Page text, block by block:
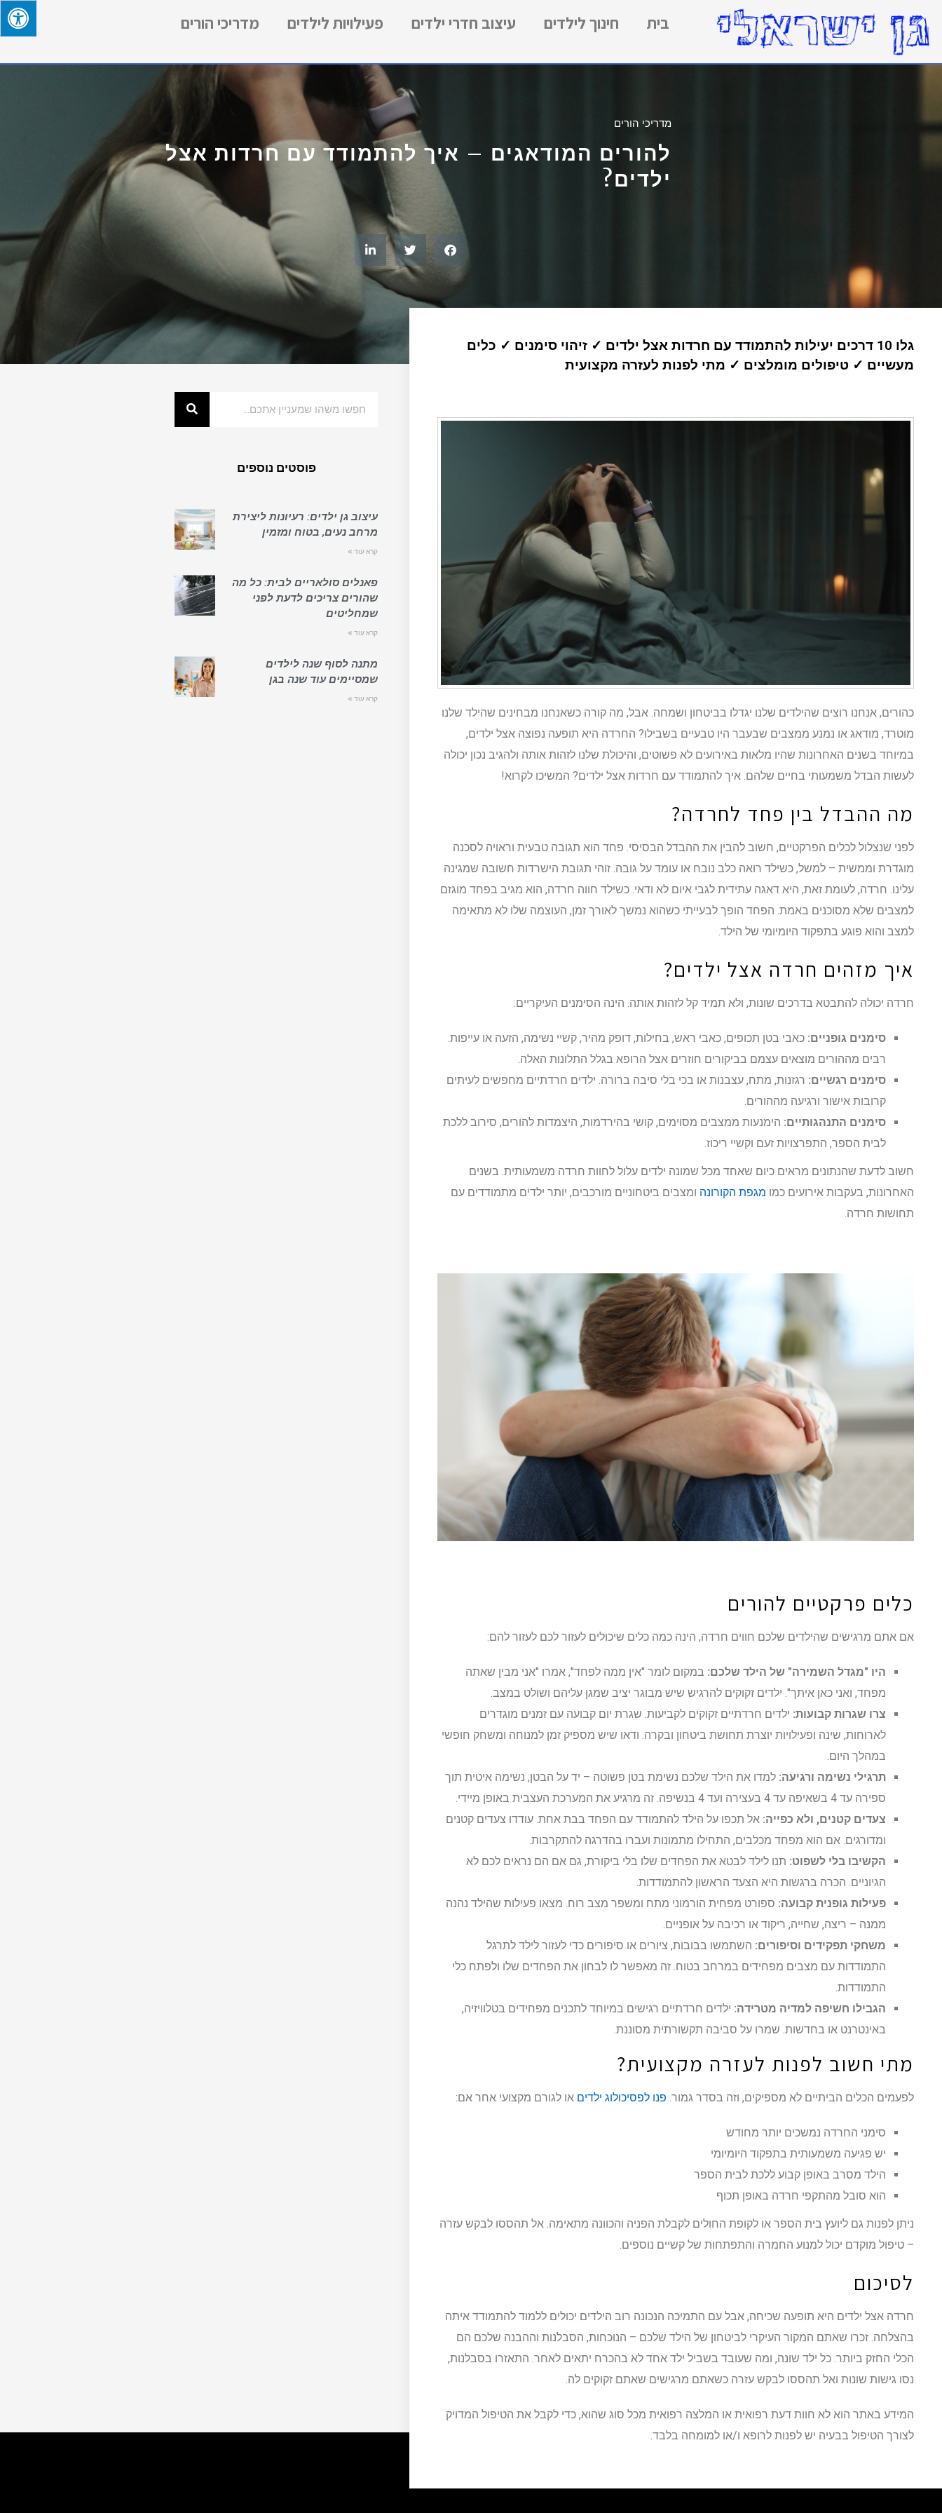
בית חינוך לילדים עיצוב חדרי ילדים פעילויות לילדים מדריכי הורים
מדריכי הורים
להורים המודאגים – איך להתמודד עם חרדות אצל
ילדים?
גלו 10 דרכים יעילות להתמודד עם חרדות אצל ילדים ✓ זיהוי סימנים ✓ כלים
מעשיים ✓ טיפולים מומלצים ✓ מתי לפנות לעזרה מקצועית
כהורים, אנחנו רוצים שהילדים שלנו יגדלו בביטחון ושמחה. אבל, מה קורה כשאנחנו מבחינים שהילד שלנו
מוטרד, מודאג או נמנע ממצבים שבעבר היו טבעיים בשבילו? החרדה היא תופעה נפוצה אצל ילדים,
במיוחד בשנים האחרונות שהיו מלאות באירועים לא פשוטים, והיכולת שלנו לזהות אותה ולהגיב נכון יכולה
לעשות הבדל משמעותי בחיים שלהם. איך להתמודד עם חרדות אצל ילדים? המשיכו לקרוא!
מה ההבדל בין פחד לחרדה?
לפני שנצלול לכלים הפרקטיים, חשוב להבין את ההבדל הבסיסי. פחד הוא תגובה טבעית וראויה לסכנה
מוגדרת וממשית – למשל, כשילד רואה כלב נובח או עומד על גובה. זוהי תגובת הישרדות חשובה שמגינה
עלינו. חרדה, לעומת זאת, היא דאגה עתידית לגבי איום לא ודאי. כשילד חווה חרדה, הוא מגיב בפחד מוגזם
למצבים שלא מסוכנים באמת. הפחד הופך לבעייתי כשהוא נמשך לאורך זמן, העוצמה שלו לא מתאימה
למצב והוא פוגע בתפקוד היומיומי של הילד.
איך מזהים חרדה אצל ילדים?
חרדה יכולה להתבטא בדרכים שונות, ולא תמיד קל לזהות אותה. הינה הסימנים העיקריים:
סימנים גופניים: כאבי בטן תכופים, כאבי ראש, בחילות, דופק מהיר, קשיי נשימה, הזעה או עייפות.
רבים מההורים מוצאים עצמם בביקורים חוזרים אצל הרופא בגלל התלונות האלה.
סימנים רגשיים: רגזנות, מתח, עצבנות או בכי בלי סיבה ברורה. ילדים חרדתיים מחפשים לעיתים
קרובות אישור ורגיעה מההורים.
סימנים התנהגותיים: הימנעות ממצבים מסוימים, קושי בהירדמות, היצמדות להורים, סירוב ללכת
לבית הספר, התפרצויות זעם וקשיי ריכוז.
חשוב לדעת שהנתונים מראים כיום שאחד מכל שמונה ילדים עלול לחוות חרדה משמעותית. בשנים
האחרונות, בעקבות אירועים כמו מגפת הקורונה ומצבים ביטחוניים מורכבים, יותר ילדים מתמודדים עם
תחושות חרדה.
כלים פרקטיים להורים
אם אתם מרגישים שהילדים שלכם חווים חרדה, הינה כמה כלים שיכולים לעזור לכם לעזור להם:
היו "מגדל השמירה" של הילד שלכם: במקום לומר "אין ממה לפחד", אמרו "אני מבין שאתה
מפחד, ואני כאן איתך". ילדים זקוקים להרגיש שיש מבוגר יציב שמגן עליהם ושולט במצב.
צרו שגרות קבועות: ילדים חרדתיים זקוקים לקביעות. שגרת יום קבועה עם זמנים מוגדרים
לארוחות, שינה ופעילויות יוצרת תחושת ביטחון ובקרה. ודאו שיש מספיק זמן למנוחה ומשחק חופשי
במהלך היום.
תרגילי נשימה ורגיעה: למדו את הילד שלכם נשימת בטן פשוטה – יד על הבטן, נשימה איטית תוך
ספירה עד 4 בשאיפה עד 4 בעצירה ועד 4 בנשיפה. זה מרגיע את המערכת העצבית באופן מיידי.
צעדים קטנים, ולא כפייה: אל תכפו על הילד להתמודד עם הפחד בבת אחת. עודדו צעדים קטנים
ומדורגים. אם הוא מפחד מכלבים, התחילו מתמונות ועברו בהדרגה להתקרבות.
הקשיבו בלי לשפוט: תנו לילד לבטא את הפחדים שלו בלי ביקורת, גם אם הם נראים לכם לא
הגיוניים. הכרה ברגשות היא הצעד הראשון להתמודדות.
פעילות גופנית קבועה: ספורט מפחית הורמוני מתח ומשפר מצב רוח. מצאו פעילות שהילד נהנה
ממנה – ריצה, שחייה, ריקוד או רכיבה על אופניים.
משחקי תפקידים וסיפורים: השתמשו בבובות, ציורים או סיפורים כדי לעזור לילד לתרגל
התמודדות עם מצבים מפחידים במרחב בטוח. זה מאפשר לו לבחון את הפחדים שלו ולפתח כלי
התמודדות.
הגבילו חשיפה למדיה מטרידה: ילדים חרדתיים רגישים במיוחד לתכנים מפחידים בטלוויזיה,
באינטרנט או בחדשות. שמרו על סביבה תקשורתית מסוננת.
מתי חשוב לפנות לעזרה מקצועית?
לפעמים הכלים הביתיים לא מספיקים, וזה בסדר גמור. פנו לפסיכולוג ילדים או לגורם מקצועי אחר אם:
סימני החרדה נמשכים יותר מחודש
יש פגיעה משמעותית בתפקוד היומיומי
הילד מסרב באופן קבוע ללכת לבית הספר
הוא סובל מהתקפי חרדה באופן תכוף
ניתן לפנות גם ליועץ בית הספר או לקופת החולים לקבלת הפניה והכוונה מתאימה. אל תהססו לבקש עזרה
– טיפול מוקדם יכול למנוע החמרה והתפתחות של קשיים נוספים.
לסיכום
חרדה אצל ילדים היא תופעה שכיחה, אבל עם התמיכה הנכונה רוב הילדים יכולים ללמוד להתמודד איתה
בהצלחה. זכרו שאתם המקור העיקרי לביטחון של הילד שלכם – הנוכחות, הסבלנות וההבנה שלכם הם
הכלי החזק ביותר. כל ילד שונה, ומה שעובד בשביל ילד אחד לא בהכרח יתאים לאחר. התאזרו בסבלנות,
נסו גישות שונות ואל תהססו לבקש עזרה כשאתם מרגישים שאתם זקוקים לה.
המידע באתר הוא לא חוות דעת רפואית או המלצה רפואית מכל סוג שהוא, כדי לקבל את הטיפול המדויק
לצורך הטיפול בבעיה יש לפנות לרופא ו/או למומחה בלבד.
פוסטים נוספים
עיצוב גן ילדים: רעיונות ליצירת
מרחב נעים, בטוח ומזמין
קרא עוד »
פאנלים סולאריים לבית: כל מה
שהורים צריכים לדעת לפני
שמחליטים
קרא עוד »
מתנה לסוף שנה לילדים
שמסיימים עוד שנה בגן
קרא עוד »